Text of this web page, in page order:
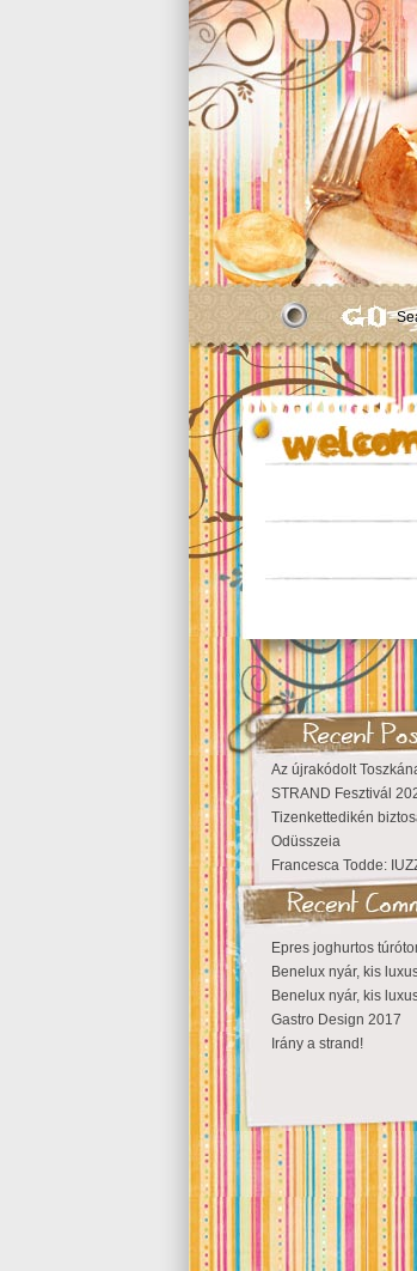
Az újrakódolt
STRAND Fesztivál
Tizenkettedikén
Odüsszeia
Francesca Todde:
Epres joghurtos
Benelux nyár, kis
Benelux nyár, kis
Gastro Design 2017
Irány a strand!